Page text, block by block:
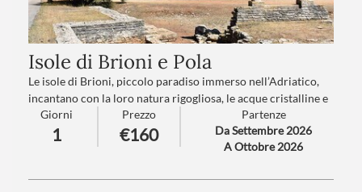
Isole di Brioni e Pola
Le isole di Brioni, piccolo paradiso immerso nell’Adriatico,
incantano con la loro natura rigogliosa, le acque cristalline e
il fascino di un tempo sospeso. Un luogo dove storia e
paesaggi selvaggi si incontrano, regalando emozioni uniche.
Pola, invece, con la sua maestosa arena romana e il profumo
tra arte, cultura e un’atmosfera autentica che conquista il
Giorni
1
Prezzo
€160
Partenze
Da Settembre 2026
A Ottobre 2026